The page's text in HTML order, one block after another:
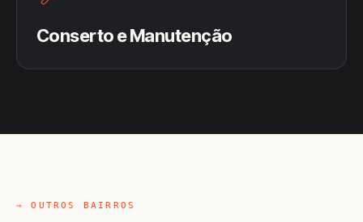
Conserto e Manutenção
→ OUTROS BAIRROS